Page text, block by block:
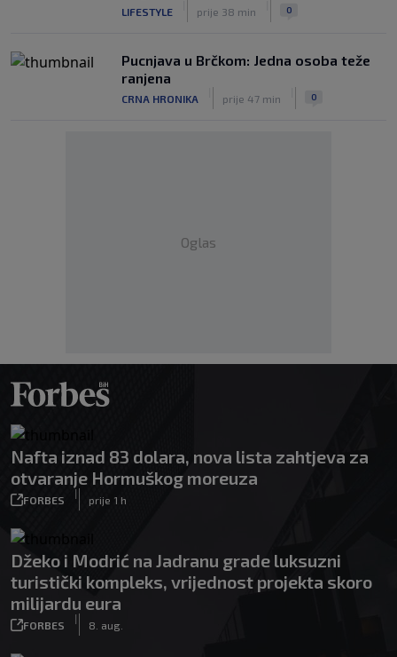
LIFESTYLE prije 38 min 0
Pucnjava u Brčkom: Jedna osoba teže
ranjena
CRNA HRONIKA prije 47 min 0
Oglas
Nafta iznad 83 dolara, nova lista zahtjeva za
otvaranje Hormuškog moreuza
FORBES
|
prije 1 h
Džeko i Modrić na Jadranu grade luksuzni
turistički kompleks, vrijednost projekta skoro
milijardu eura
FORBES
|
8. aug.